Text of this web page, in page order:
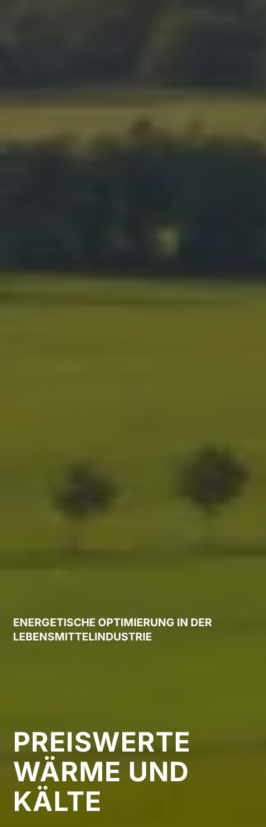
ENERGETISCHE OPTIMIERUNG IN DER
LEBENSMITTELINDUSTRIE
PREISWERTE
WÄRME UND
KÄLTE